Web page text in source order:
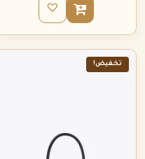
تخفيض!